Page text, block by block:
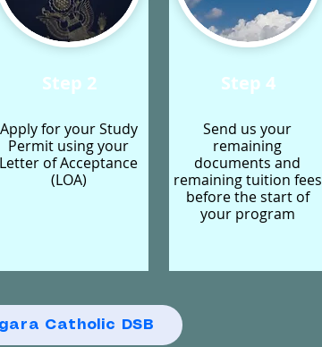
Step 2
Apply for your Study
Permit using your
Letter of Acceptance
(LOA)
Step 4
Send us your
remaining
documents and
remaining tuition fees
before the start of
your program
Catholic DSB